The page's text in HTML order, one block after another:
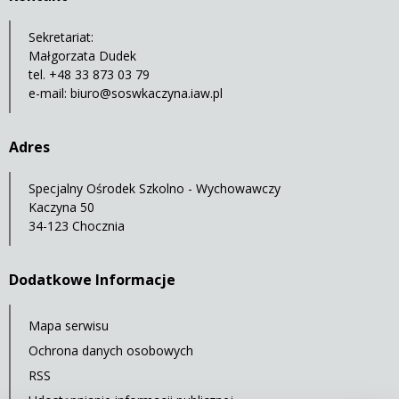
Sekretariat:
Małgorzata Dudek
tel. +48 33 873 03 79
e-mail: biuro@soswkaczyna.iaw.pl
Adres
Specjalny Ośrodek Szkolno - Wychowawczy
Kaczyna 50
34-123 Chocznia
Dodatkowe Informacje
Mapa serwisu
Ochrona danych osobowych
RSS